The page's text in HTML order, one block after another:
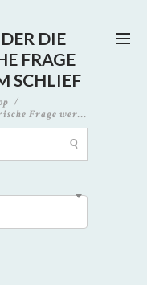
DIE
FRAGE
SCHLIEF
Frage wer...